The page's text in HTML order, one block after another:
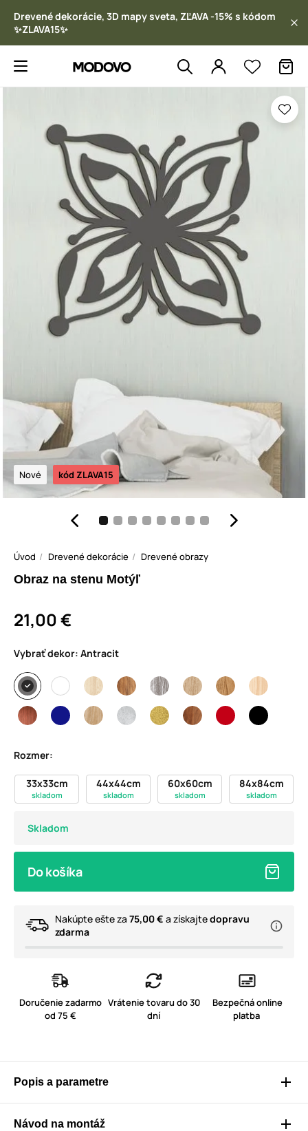
Drevené dekorácie, 3D mapy sveta, ZĽAVA -15% s kódom
✨ZLAVA15✨
Nové kód ZLAVA15
Úvod Drevené dekorácie Drevené obrazy
Obraz na stenu Motýľ
21,00 €
Vybrať dekor: Antracit
Rozmer:
33x33cm
skladom
44x44cm
skladom
60x60cm
skladom
84x84cm
skladom
Skladom
Do košíka
Nakúpte ešte za 75,00 € a získajtedopravu
zdarma
Doručenie zadarmo
od 75 €
Vrátenie tovaru do 30
dní
Bezpečná online
platba
Popis a parametre
Návod na montáž